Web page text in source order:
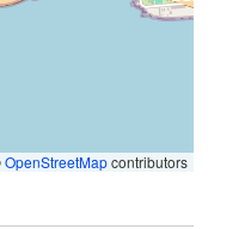
OpenStreetMapcontributors